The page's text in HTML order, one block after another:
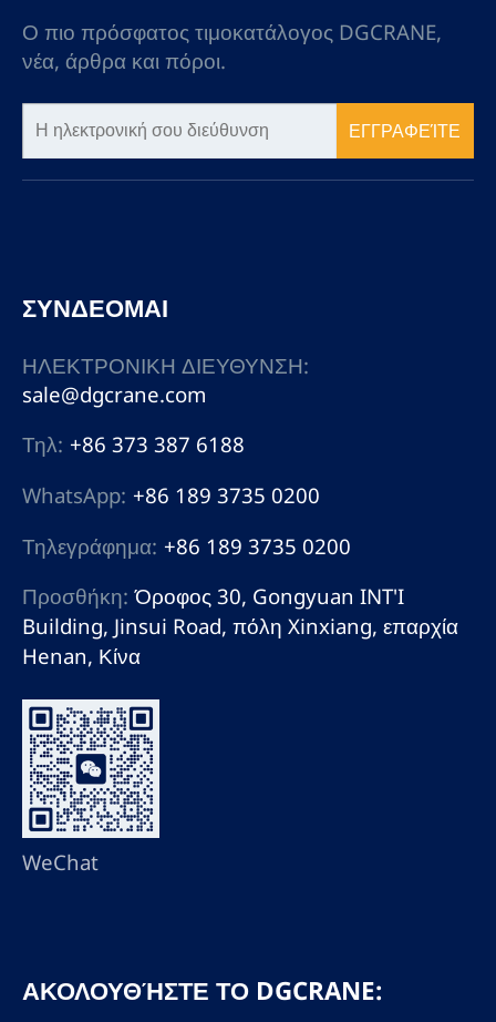
Ο πιο πρόσφατος τιμοκατάλογος DGCRANE,
νέα, άρθρα και πόροι.
ΕΓΓΡΑΦΕΊΤΕ
ΣΥΝΔΕΟΜΑΙ
ΗΛΕΚΤΡΟΝΙΚΗ ΔΙΕΥΘΥΝΣΗ:
sale@dgcrane.com
Τηλ: +86 373 387 6188
WhatsApp: +86 189 3735 0200
Τηλεγράφημα: +86 189 3735 0200
Προσθήκη: Όροφος 30, Gongyuan INT'I
Building, Jinsui Road, πόλη Xinxiang, επαρχία
Henan, Κίνα
WeChat
ΑΚΟΛΟΥΘΉΣΤΕ ΤΟ DGCRANE: